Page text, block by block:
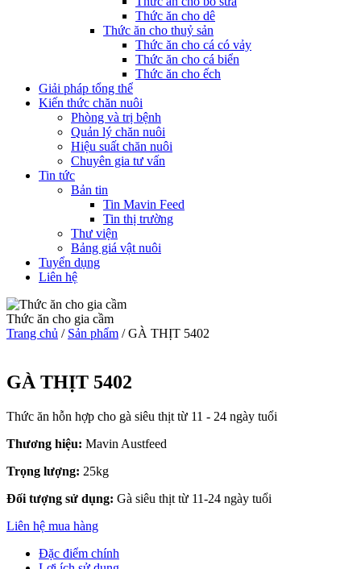
Thức ăn cho dê
Thức ăn cho thuỷ sản
Thức ăn cho cá có vảy
Thức ăn cho cá biển
Thức ăn cho ếch
Giải pháp tổng thể
Kiến thức chăn nuôi
Phòng và trị bệnh
Quản lý chăn nuôi
Hiệu suất chăn nuôi
Chuyên gia tư vấn
Tin tức
Bản tin
Tin Mavin Feed
Tin thị trường
Thư viện
Bảng giá vật nuôi
Tuyển dụng
Liên hệ
Thức ăn cho gia cầm
Trang chủ / Sản phẩm /GÀ THỊT 5402
GÀ THỊT 5402
Thức ăn hỗn hợp cho gà siêu thịt từ 11 - 24 ngày tuổi
Thương hiệu: Mavin Austfeed
Trọng lượng: 25kg
Đối tượng sử dụng: Gà siêu thịt từ 11-24 ngày tuổi
Liên hệ mua hàng
Đặc điểm chính